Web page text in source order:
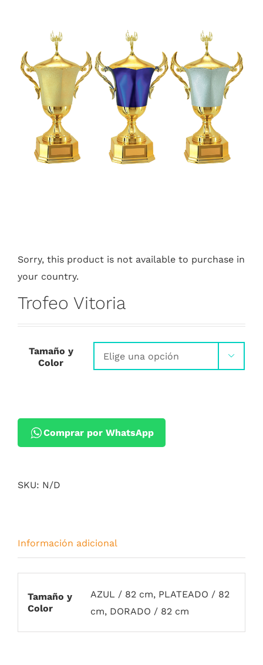
Sorry, this product is not available to purchase in
your country.
Trofeo Vitoria
Tamaño y
Color

Comprar por WhatsApp
SKU: N/D
Información adicional
Tamaño y
Color
AZUL / 82 cm, PLATEADO / 82
cm, DORADO / 82 cm